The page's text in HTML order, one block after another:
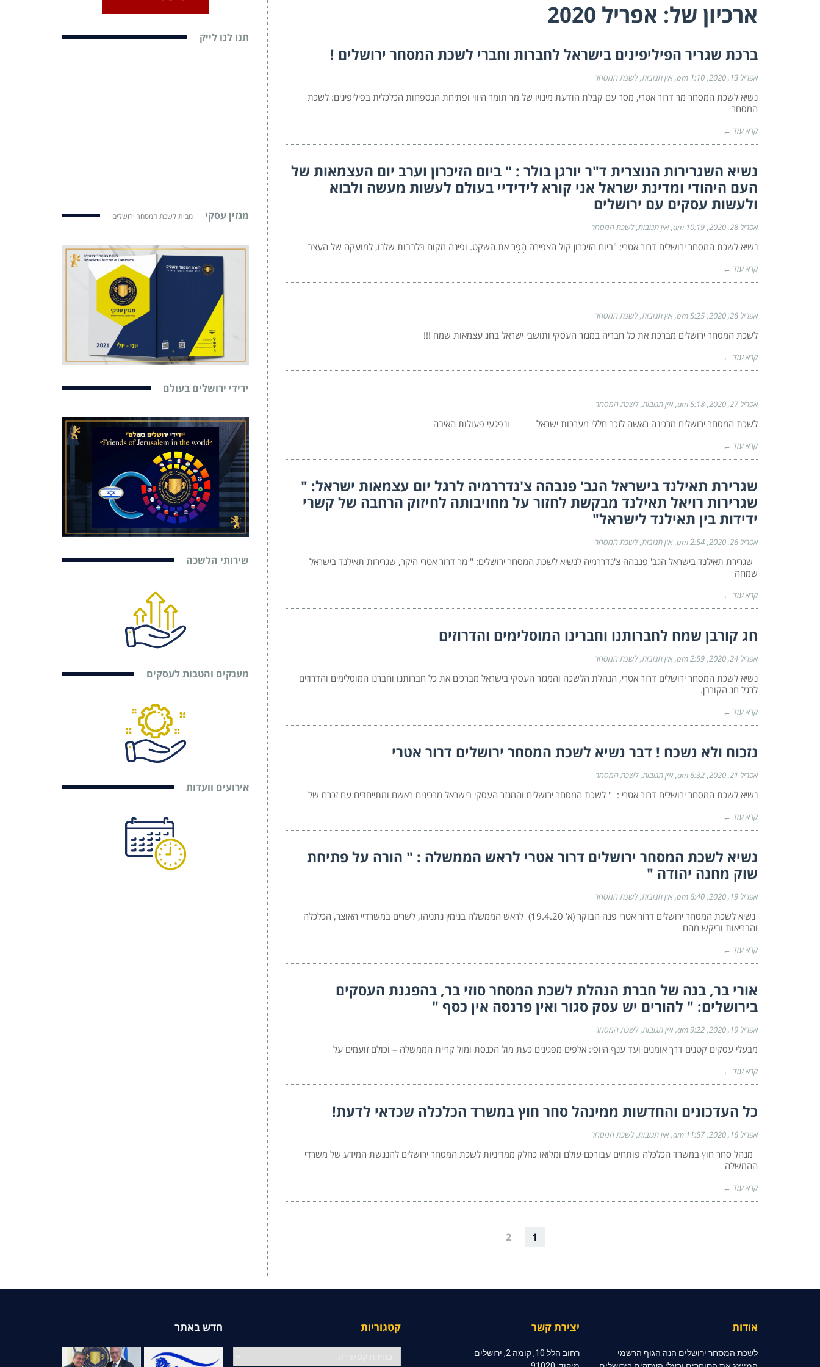
ארכיון של: אפריל 2020
ברכת שגריר הפיליפינים בישראל לחברות וחברי לשכת המסחר ירושלים !
אפריל 13, 2020 1:10 pm אין תגובות לשכת המסחר
נשיא לשכת המסחר מר דרור אטרי, מסר עם קבלת הודעת מינויו של מר תומר היווי ופתיחת הנספחות הכלכלית בפיליפינים: לשכת
המסחר
קרא עוד ←
נשיא השגרירות הנוצרית ד"ר יורגן בולר : " ביום הזיכרון וערב יום העצמאות של
העם היהודי ומדינת ישראל אני קורא לידידיי בעולם לעשות מעשה ולבוא
ולעשות עסקים עם ירושלים
אפריל 28, 2020 10:19 am אין תגובות לשכת המסחר
נשיא לשכת המסחר ירושלים דרור אטרי: "ביום הזיכרון קול הצפירה הֶפֶר את השקט. וְפינַה מקום בַּלבבות שלנו, לַמועקַה של הַעֶצב
קרא עוד ←
אפריל 28, 2020 5:25 pm אין תגובות לשכת המסחר
לשכת המסחר ירושלים מברכת את כל חבריה במגזר העסקי ותושבי ישראל בחג עצמאות שמח !!!
קרא עוד ←
אפריל 27, 2020 5:18 am אין תגובות לשכת המסחר
לשכת המסחר ירושלים מרכינה ראשה לזכר חללי מערכות ישראל ונפגעי פעולות האיבה
קרא עוד ←
שגרירת תאילנד בישראל הגב' פנבהה צ'נדררמיה לרגל יום עצמאות ישראל: "
שגרירות רויאל תאילנד מבקשת לחזור על מחויבותה לחיזוק הרחבה של קשרי
ידידות בין תאילנד לישראל"
אפריל 26, 2020 2:54 pm אין תגובות לשכת המסחר
שגרירת תאילנד בישראל הגב' פנבהה צ'נדררמיה לנשיא לשכת המסחר ירושלים: " מר דרור אטרי היקר, שגרירות תאילנד בישראל
שמחה
קרא עוד ←
חג קורבן שמח לחברותנו וחברינו המוסלימים והדרוזים
אפריל 24, 2020 2:59 pm אין תגובות לשכת המסחר
נשיא לשכת המסחר ירושלים דרור אטרי, הנהלת הלשכה והמגזר העסקי בישראל מברכים את כל חברותנו וחברנו המוסלימים והדרוזים
לרגל חג הקורבן.
קרא עוד ←
נזכוח ולא נשכח ! דבר נשיא לשכת המסחר ירושלים דרור אטרי
אפריל 21, 2020 6:32 am אין תגובות לשכת המסחר
נשיא לשכת המסחר ירושלים דרור אטרי : " לשכת המסחר ירושלים והמגזר העסקי בישראל מרכינים ראשם ומתייחדים עם זכרם של
קרא עוד ←
נשיא לשכת המסחר ירושלים דרור אטרי לראש הממשלה : " הורה על פתיחת
שוק מחנה יהודה "
אפריל 19, 2020 6:40 pm אין תגובות לשכת המסחר
נשיא לשכת המסחר ירושלים דרור אטרי פנה הבוקר (א' 19.4.20) לראש הממשלה בנימין נתניהו, לשרים במשרדיי האוצר, הכלכלה
והבריאות וביקש מהם
קרא עוד ←
אורי בר, בנה של חברת הנהלת לשכת המסחר סוזי בר, בהפגנת העסקים
בירושלים: " להורים יש עסק סגור ואין פרנסה אין כסף "
אפריל 19, 2020 9:22 am אין תגובות לשכת המסחר
מבעלי עסקים קטנים דרך אומנים ועד ענף היופי: אלפים מפגינים כעת מול הכנסת ומול קריית הממשלה – וכולם זועמים על
קרא עוד ←
כל העדכונים והחדשות ממינהל סחר חוץ במשרד הכלכלה שכדאי לדעת!
אפריל 16, 2020 11:57 am אין תגובות לשכת המסחר
מנהל סחר חוץ במשרד הכלכלה פותחים עבורכם עולם ומלואו כחלק ממדיניות לשכת המסחר ירושלים להנגשת המידע של משרדי
ההמשלה
קרא עוד ←
1
2
תנו לנו לייק
מגזין עסקי מבית לשכת המסחר ירושלים
ידידי ירושלים בעולם
שירותי הלשכה
מענקים והטבות לעסקים
אירועים וועדות
אודות
לשכת המסחר ירושלים הנה הגוף הרשמי
יצירת קשר
רחוב הלל 10, קומה 2, ירושלים
קטגוריות חדש באתר